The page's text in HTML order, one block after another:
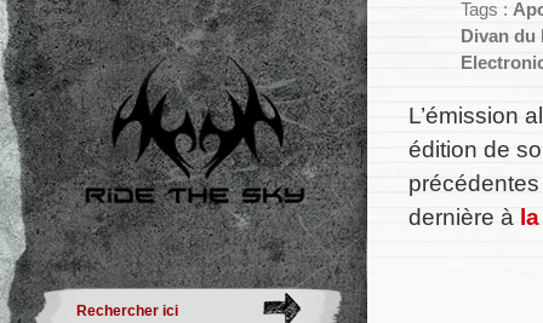
Tags :
Divan du
L’émission
édition de
dernière à